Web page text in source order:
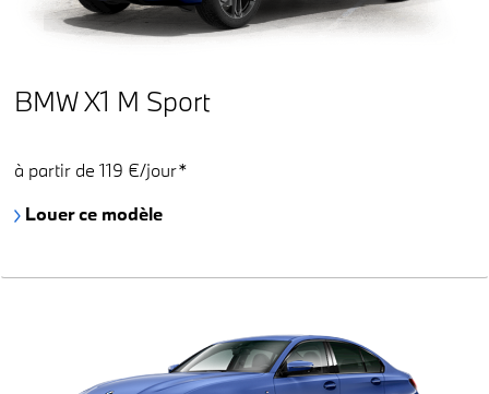
BMW X1 M Sport
à partir de 119 €/jour*
Louer ce modèle